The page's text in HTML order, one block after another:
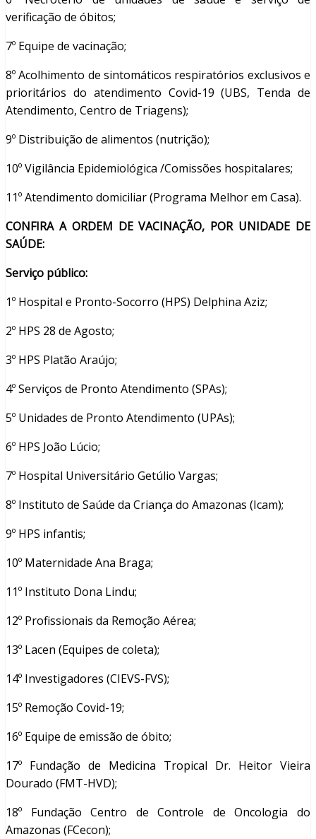
verificação de óbitos;
7º Equipe de vacinação;
8º Acolhimento de sintomáticos respiratórios exclusivos e
prioritários do atendimento Covid-19 (UBS, Tenda de
Atendimento, Centro de Triagens);
9º Distribuição de alimentos (nutrição);
10º Vigilância Epidemiológica /Comissões hospitalares;
11º Atendimento domiciliar (Programa Melhor em Casa).
CONFIRA A ORDEM DE VACINAÇÃO, POR UNIDADE DE
SAÚDE:
Serviço público:
1º Hospital e Pronto-Socorro (HPS) Delphina Aziz;
2º HPS 28 de Agosto;
3º HPS Platão Araújo;
4º Serviços de Pronto Atendimento (SPAs);
5º Unidades de Pronto Atendimento (UPAs);
6º HPS João Lúcio;
7º Hospital Universitário Getúlio Vargas;
8º Instituto de Saúde da Criança do Amazonas (Icam);
9º HPS infantis;
10º Maternidade Ana Braga;
11º Instituto Dona Lindu;
12º Profissionais da Remoção Aérea;
13º Lacen (Equipes de coleta);
14º Investigadores (CIEVS-FVS);
15º Remoção Covid-19;
16º Equipe de emissão de óbito;
17º Fundação de Medicina Tropical Dr. Heitor Vieira
Dourado (FMT-HVD);
18º Fundação Centro de Controle de Oncologia do
Amazonas (FCecon);